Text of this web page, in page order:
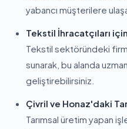
yabancı müşterilere
Tekstil İhracatçıları
Tekstil sektöründeki
sunarak, bu alanda
geliştirebilirsiniz.
Çivril ve Honaz'daki
Tarımsal üretim yapan